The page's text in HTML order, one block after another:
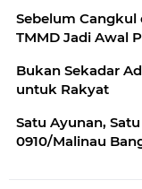
Sebelum Cangkul
TMMD Jadi Awal
Bukan Sekadar
untuk Rakyat
Satu Ayunan,
0910/Malinau